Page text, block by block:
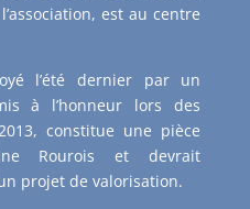
est au centre
l’été dernier par un
à l’honneur lors des
constitue une pièce
Rourois et devrait
projet de valorisation.